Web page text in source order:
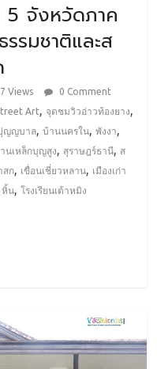
จังหวัดภาค
รมชาติและส
Views
0 Comment
Art, จุดชมวิวอ่าวท้องยาง,
ญญบาล,บ้านนครใน,พังงา,
นเหล็กบุญสูง, สุราษฎร์ธานี, ส
สก, เขื่อนเชี่ยวหลาน, เมืองเก่า
หิ้น,โรงเรียนเต้าหมิง